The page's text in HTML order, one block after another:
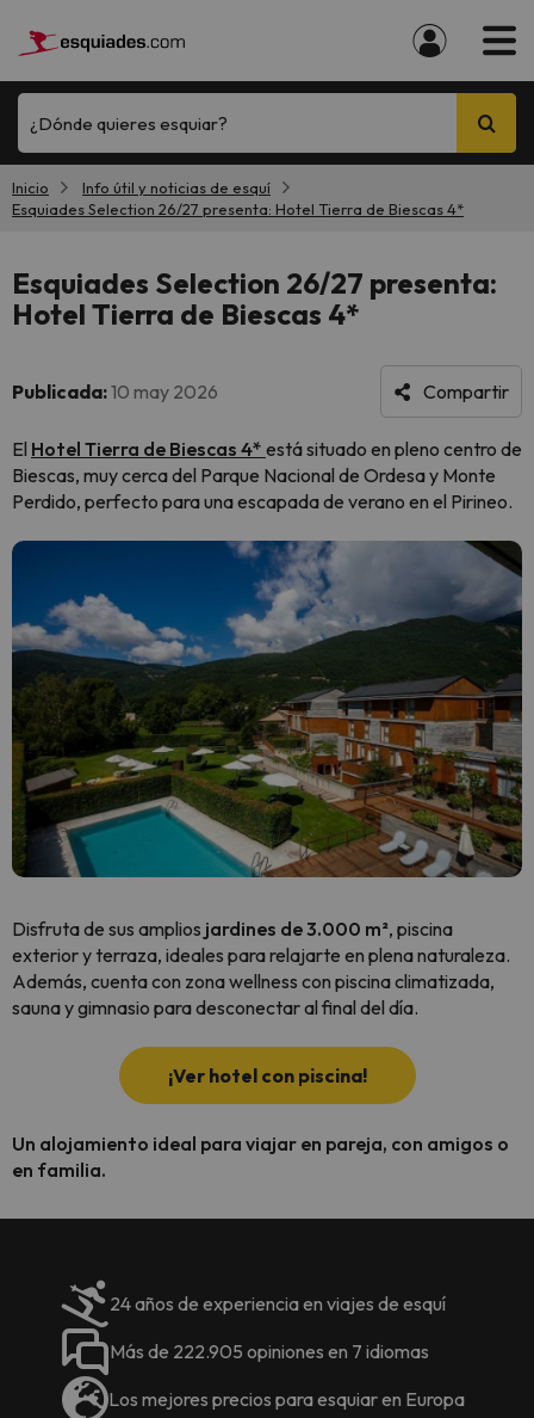
¿Dónde quieres esquiar?
Inicio
Info útil y noticias de esquí
Esquiades Selection 26/27 presenta: Hotel Tierra de Biescas 4*
Esquiades Selection 26/27 presenta:
Hotel Tierra de Biescas 4*
Publicada:10 may 2026 Compartir
El Hotel Tierra de Biescas 4* está situado en pleno centro de
Biescas, muy cerca del Parque Nacional de Ordesa y Monte
Perdido, perfecto para una escapada de verano en el Pirineo.
Disfruta de sus amplios jardines de 3.000 m², piscina
exterior y terraza, ideales para relajarte en plena naturaleza.
Además, cuenta con zona wellness con piscina climatizada,
sauna y gimnasio para desconectar al final del día.
¡Ver hotel con piscina!
Un alojamiento ideal para viajar en pareja, con amigos o
en familia.
24 años de experiencia en viajes de esquí
Más de 222.905 opiniones en 7 idiomas
Los mejores precios para esquiar en Europa